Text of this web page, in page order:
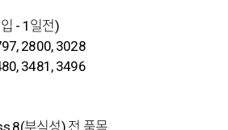
- 1일전)
2800, 3028
3481, 3496
8(부식성) 전 품목,